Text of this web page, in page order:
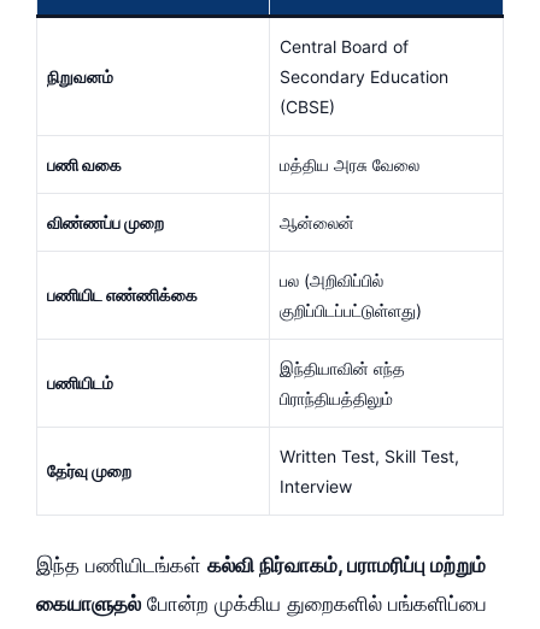
நிறுவனம்
Central Board of
Secondary Education
(CBSE)
பணி வகை மத்திய அரசு வேலை
விண்ணப்ப முறை ஆன்லைன்
பணியிட எண்ணிக்கை
பல (அறிவிப்பில்
குறிப்பிடப்பட்டுள்ளது)
பணியிடம்
இந்தியாவின் எந்த
பிராந்தியத்திலும்
தேர்வு முறை
Written Test, Skill Test,
Interview
இந்த பணியிடங்கள் கல்வி நிர்வாகம், பராமரிப்பு மற்றும்
கையாளுதல் போன்ற முக்கிய துறைகளில் பங்களிப்பை